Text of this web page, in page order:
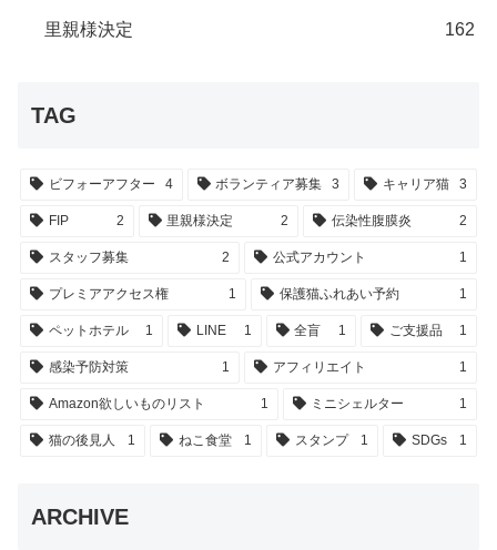
里親様決定 162
TAG
ビフォーアフター 4 ボランティア募集 3 キャリア猫 3
FIP 2 里親様決定 2 伝染性腹膜炎 2
スタッフ募集 2 公式アカウント 1
プレミアアクセス権 1 保護猫ふれあい予約 1
ペットホテル 1 LINE 1 全盲 1 ご支援品 1
感染予防対策 1 アフィリエイト 1
Amazon欲しいものリスト 1 ミニシェルター 1
猫の後見人 1 ねこ食堂 1 スタンプ 1 SDGs 1
ARCHIVE